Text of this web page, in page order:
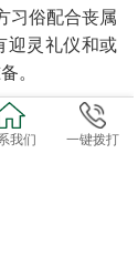
俗配合丧属
迎灵礼仪和或
。
务、墓碑翻
我们 一键拨打